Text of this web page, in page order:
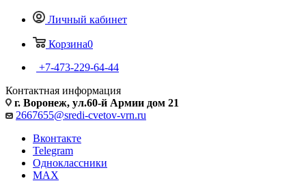
Личный кабинет
Корзина0
+7-473-229-64-44
Контактная информация
г. Воронеж, ул.60-й Армии дом 21
2667655@sredi-cvetov-vrn.ru
Вконтакте
Telegram
Одноклассники
MAX